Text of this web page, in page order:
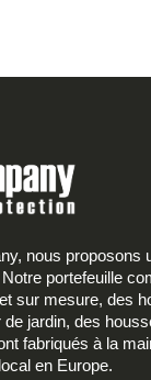
nous proposons
portefeuille
sur mesure, des
de jardin, des
fabriqués à la
en Europe.